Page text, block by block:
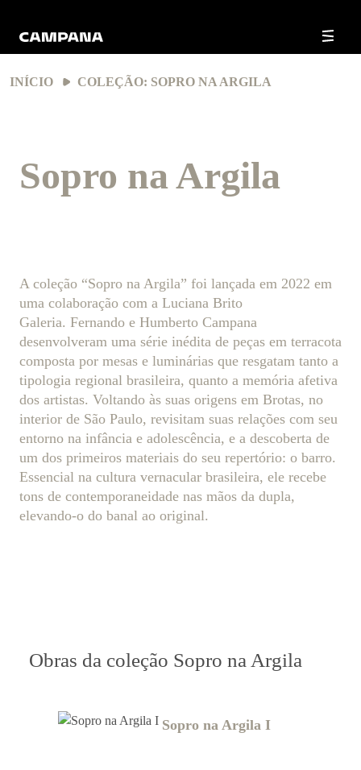
INÍCIO COLEÇÃO: SOPRO NA ARGILA
Sopro na Argila
A coleção “Sopro na Argila” foi lançada em 2022 em
uma colaboração com a Luciana Brito
Galeria. Fernando e Humberto Campana
desenvolveram uma série inédita de peças em terracota
composta por mesas e luminárias que resgatam tanto a
tipologia regional brasileira, quanto a memória afetiva
dos artistas. Voltando às suas origens em Brotas, no
interior de São Paulo, revisitam suas relações com seu
entorno na infância e adolescência, e a descoberta de
um dos primeiros materiais do seu repertório: o barro.
Essencial na cultura vernacular brasileira, ele recebe
tons de contemporaneidade nas mãos da dupla,
elevando-o do banal ao original.
Obras da coleção Sopro na Argila
Sopro na Argila I